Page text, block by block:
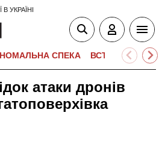
В УКРАЇНІ
СПЕКА ВСТУПНА
атаки дронів